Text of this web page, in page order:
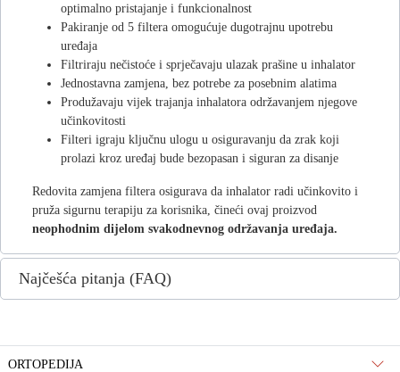
ORTOPEDIJA
optimalno pristajanje i funkcionalnost
Pakiranje od 5 filtera omogućuje dugotrajnu upotrebu
uređaja
Filtriraju nečistoće i sprječavaju ulazak prašine u inhalator
Jednostavna zamjena, bez potrebe za posebnim alatima
Produžavaju vijek trajanja inhalatora održavanjem njegove
učinkovitosti
Filteri igraju ključnu ulogu u osiguravanju da zrak koji
prolazi kroz uređaj bude bezopasan i siguran za disanje
Redovita zamjena filtera osigurava da inhalator radi učinkovito i
pruža sigurnu terapiju za korisnika, čineći ovaj proizvod
neophodnim dijelom svakodnevnog održavanja uređaja.
Najčešća pitanja (FAQ)